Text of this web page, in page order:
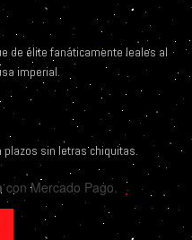
de élite fanáticamente leales al
imperial.
con Mercado Pago.